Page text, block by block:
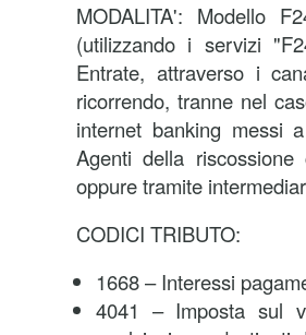
MODALITA': Modello
(utilizzando i servizi
Entrate, attraverso i
ricorrendo, tranne nel
internet banking messi
Agenti della
oppure tramite
CODICI TRIBUTO:
1668 – Interessi
4041 – Imposta sul